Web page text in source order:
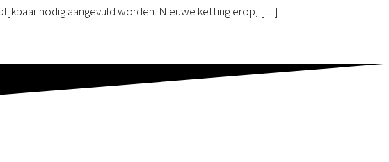
nodig aangevuld worden. Nieuwe ketting erop, […]